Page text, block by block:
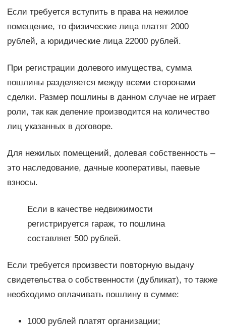
Если требуется вступить в права на нежилое
помещение, то физические лица платят 2000
рублей, а юридические лица 22000 рублей.
При регистрации долевого имущества, сумма
пошлины разделяется между всеми сторонами
сделки. Размер пошлины в данном случае не играет
роли, так как деление производится на количество
лиц указанных в договоре.
Для нежилых помещений, долевая собственность –
это наследование, дачные кооперативы, паевые
взносы.
Если в качестве недвижимости
регистрируется гараж, то пошлина
составляет 500 рублей.
Если требуется произвести повторную выдачу
свидетельства о собственности (дубликат), то также
необходимо оплачивать пошлину в сумме:
1000 рублей платят организации;